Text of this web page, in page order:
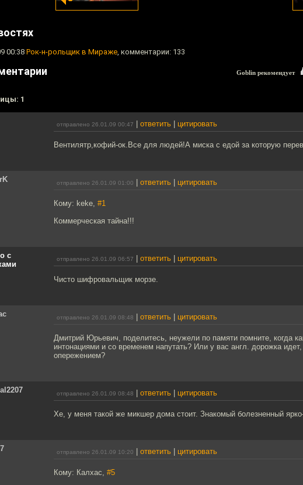
00:38 Рок-н-рольщик в Мираже, комментарии: 133
Goblin рекомендует
1
отправлено 26.01.09 00:47 ответить цитировать
Вентилятр,кофий-ок.Все для людей!А миска с едой за которую
отправлено 26.01.09 01:00 ответить цитировать
Кому: keke, #1
Коммерческая тайна!!!
с
отправлено 26.01.09 06:57 ответить цитировать
Чисто шифровальщик морзе.
отправлено 26.01.09 08:48 ответить цитировать
Дмитрий Юрьевич, поделитесь, неужели по памяти помните, когда
интонациями и со временем напутать? Или у вас англ. дорожка
опережением?
отправлено 26.01.09 08:48 ответить цитировать
Хе, у меня такой же микшер дома стоит. Знакомый болезненный
отправлено 26.01.09 10:20 ответить цитировать
Кому: Калхас, #5